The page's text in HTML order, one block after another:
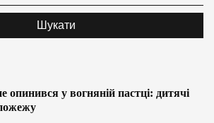
опинився у вогняній пастці: дитячі